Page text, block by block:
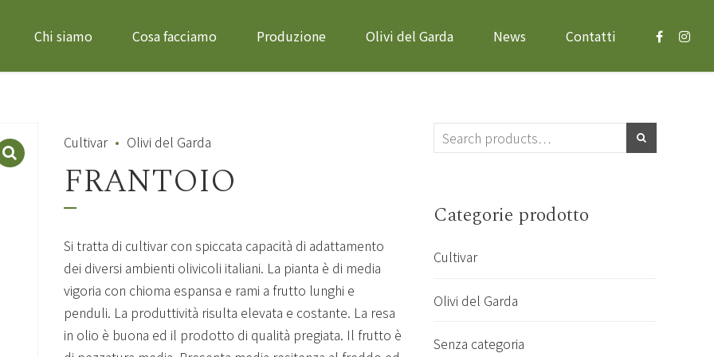
Chi siamo Cosa facciamo Produzione Olivi del Garda News Contatti
Cultivar Olivi del Garda
FRANTOIO
Si tratta di cultivar con spiccata capacità di adattamento
dei diversi ambienti olivicoli italiani. La pianta è di media
vigoria con chioma espansa e rami a frutto lunghi e
penduli. La produttività risulta elevata e costante. La resa
in olio è buona ed il prodotto di qualità pregiata. Il frutto è
Categorie prodotto
Cultivar
Olivi del Garda
Senza categoria